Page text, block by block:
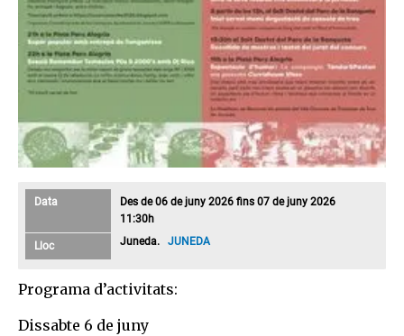
Data
Des de 06 de juny 2026 fins 07 de juny 2026
11:30h
Lloc Juneda.JUNEDA
Programa d’activitats:
Dissabte 6 de juny